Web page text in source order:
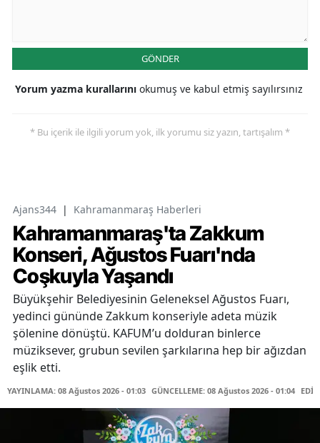
GÖNDER
Yorum yazma kurallarını okumuş ve kabul etmiş sayılırsınız
* Bu içerik ile ilgili yorum yok, ilk yorumu siz yazın, tartışalım *
Ajans344 | Kahramanmaraş Haberleri
Kahramanmaraş'ta Zakkum
Konseri, Ağustos Fuarı'nda
Coşkuyla Yaşandı
Büyükşehir Belediyesinin Geleneksel Ağustos Fuarı,
yedinci gününde Zakkum konseriyle adeta müzik
şölenine dönüştü. KAFUM’u dolduran binlerce
müziksever, grubun sevilen şarkılarına hep bir ağızdan
eşlik etti.
YAYINLAMA: 08 Ağustos 2026 - 01:03 GÜNCELLEME: 08 Ağustos 2026 - 01:04